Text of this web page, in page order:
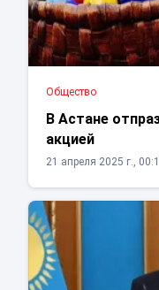
Общество
В Астане
акцией
21 апреля 2025 г.,